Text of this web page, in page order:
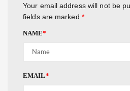
Your email address will not be
fields are marked *
NAME*
EMAIL*